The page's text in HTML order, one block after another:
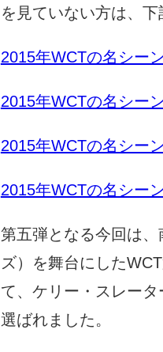
を見ていない方は、下
2015年WCTの名シー
2015年WCTの名シー
2015年WCTの名シー
2015年WCTの名シー
第五弾となる今回は
ズ）を舞台にした
て、ケリー・スレー
選ばれました。